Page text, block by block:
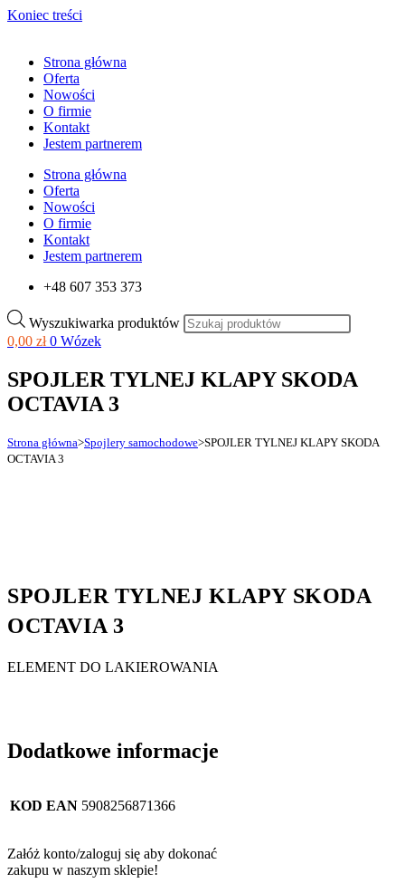
Koniec treści
Strona główna
Oferta
Nowości
O firmie
Kontakt
Jestem partnerem
Strona główna
Oferta
Nowości
O firmie
Kontakt
Jestem partnerem
+48 607 353 373
Wyszukiwarka produktów
0,00 zł 0 Wózek
SPOJLER TYLNEJ KLAPY SKODA
OCTAVIA 3
Strona główna>Spojlery samochodowe>SPOJLER TYLNEJ KLAPY SKODA
OCTAVIA 3
SPOJLER TYLNEJ KLAPY SKODA
OCTAVIA 3
ELEMENT DO LAKIEROWANIA
Dodatkowe informacje
KOD EAN 5908256871366
Załóż konto/zaloguj się aby dokonać
zakupu w naszym sklepie!